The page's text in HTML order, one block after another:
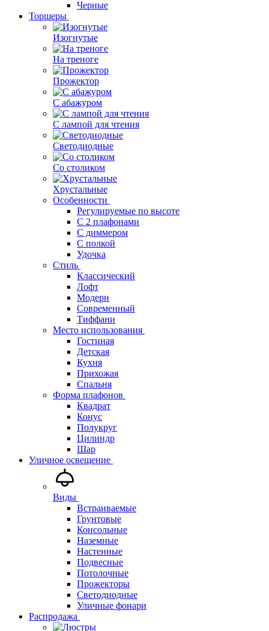
Черные
Торшеры
Изогнутые
На треноге
Прожектор
С абажуром
С лампой для чтения
Светодиодные
Со столиком
Хрустальные
Особенности
Регулируемые по высоте
С 2 плафонами
С диммером
С полкой
Удочка
Стиль
Классический
Лофт
Модерн
Современный
Тиффани
Место использования
Гостиная
Детская
Кухня
Прихожая
Спальня
Форма плафонов
Квадрат
Конус
Полукруг
Цилиндр
Шар
Уличное освещение
Виды
Встраиваемые
Грунтовые
Консольные
Наземные
Настенные
Подвесные
Потолочные
Прожекторы
Светодиодные
Уличные фонари
Распродажа